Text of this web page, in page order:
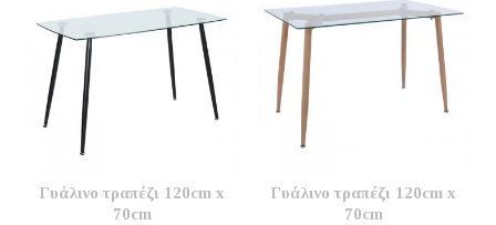
Γυάλινο τραπέζι 120cm x
70cm
Γυάλινο τραπέζι 120cm x
70cm